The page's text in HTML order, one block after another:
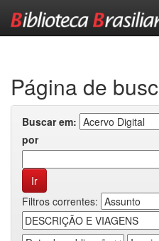
Página de
Buscar em:
por
Filtros correntes: